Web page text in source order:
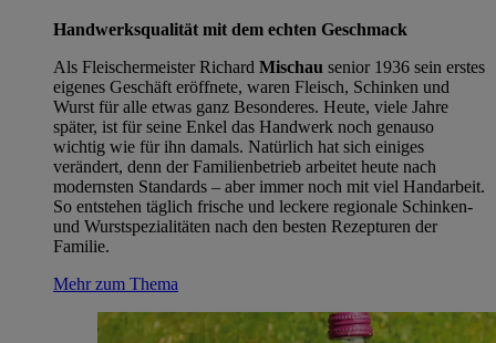
Handwerksqualität mit dem echten Geschmack
Als Fleischermeister Richard Mischau senior 1936 sein erstes
eigenes Geschäft eröffnete, waren Fleisch, Schinken und
Wurst für alle etwas ganz Besonderes. Heute, viele Jahre
später, ist für seine Enkel das Handwerk noch genauso
wichtig wie für ihn damals. Natürlich hat sich einiges
verändert, denn der Familienbetrieb arbeitet heute nach
modernsten Standards – aber immer noch mit viel Handarbeit.
So entstehen täglich frische und leckere regionale Schinken-
und Wurstspezialitäten nach den besten Rezepturen der
Familie.
Mehr zum Thema